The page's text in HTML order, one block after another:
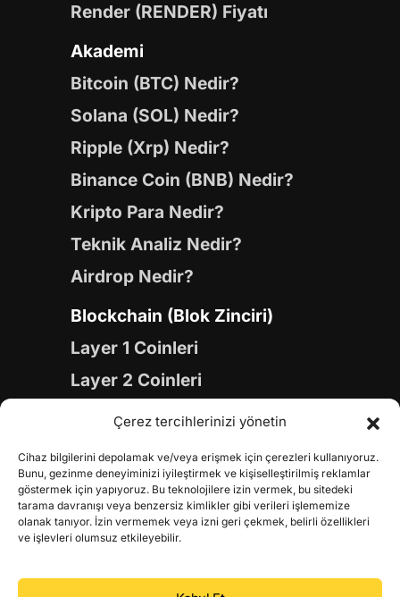
Çerez tercihlerinizi yönetin
Cihaz bilgilerini depolamak ve/veya erişmek için çerezleri kullanıyoruz.
Bunu, gezinme deneyiminizi iyileştirmek ve kişiselleştirilmiş reklamlar
göstermek için yapıyoruz. Bu teknolojilere izin vermek, bu sitedeki
tarama davranışı veya benzersiz kimlikler gibi verileri işlememize
olanak tanıyor. İzin vermemek veya izni geri çekmek, belirli özellikleri
ve işlevleri olumsuz etkileyebilir.
Render (RENDER) Fiyatı
Akademi
Bitcoin (BTC) Nedir?
Solana (SOL) Nedir?
Ripple (Xrp) Nedir?
Binance Coin (BNB) Nedir?
Kripto Para Nedir?
Teknik Analiz Nedir?
Airdrop Nedir?
Blockchain (Blok Zinciri)
Layer 1 Coinleri
Layer 2 Coinleri
Yapay Zeka (AI) Coinleri
Gaming Coinleri
RWA Coinleri
DeFi Coinleri
DePIN Coinleri